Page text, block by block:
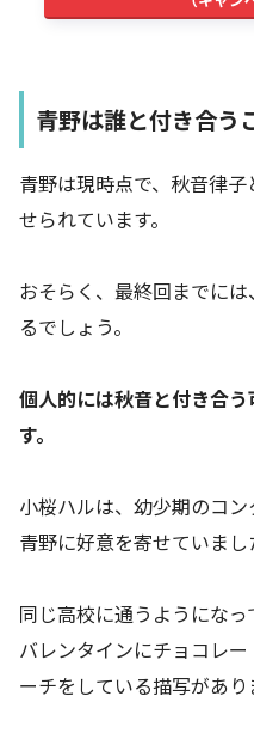
青野は誰と付き合う
青野は現時点で、秋音律
せられています。
おそらく、最終回までに
るでしょう。
個人的には秋音と付き合
す。
小桜ハルは、幼少期のコン
青野に好意を寄せていまし
同じ高校に通うようになっ
バレンタインにチョコレ
ーチをしている描写があり